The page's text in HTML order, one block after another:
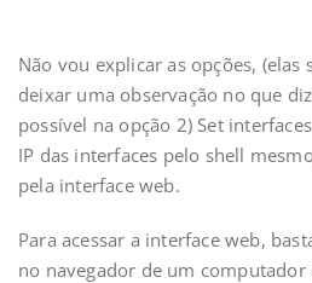
Não vou explicar as opções, (elas
deixar uma observação no que
possível na opção 2) Set
IP das interfaces pelo shell
pela interface web.
Para acessar a interface web,
no navegador de um computador